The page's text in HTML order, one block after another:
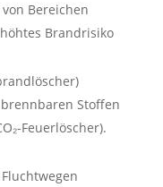
Bereichen
Brandrisiko
Stoffen
Feuerlöscher).